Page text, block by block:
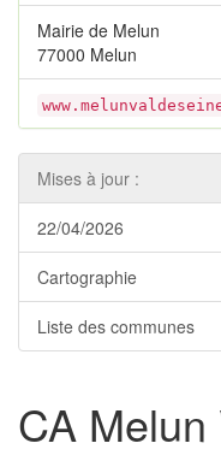
Mairie de Melun
77000 Melun
Mises à jour :
22/04/2026
Cartographie
Liste des communes
CA